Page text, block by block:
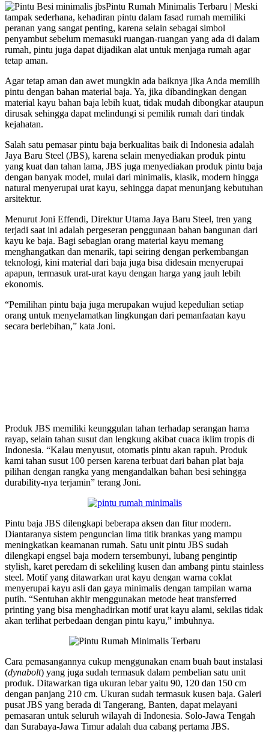
Pintu Rumah Minimalis Terbaru | Meski
tampak sederhana, kehadiran pintu dalam fasad rumah memiliki
peranan yang sangat penting, karena selain sebagai simbol
penyambut sebelum memasuki ruangan-ruangan yang ada di dalam
rumah, pintu juga dapat dijadikan alat untuk menjaga rumah agar
tetap aman.
Agar tetap aman dan awet mungkin ada baiknya jika Anda memilih
pintu dengan bahan material baja. Ya, jika dibandingkan dengan
material kayu bahan baja lebih kuat, tidak mudah dibongkar ataupun
dirusak sehingga dapat melindungi si pemilik rumah dari tindak
kejahatan.
Salah satu pemasar pintu baja berkualitas baik di Indonesia adalah
Jaya Baru Steel (JBS), karena selain menyediakan produk pintu
yang kuat dan tahan lama, JBS juga menyediakan produk pintu baja
dengan banyak model, mulai dari minimalis, klasik, modern hingga
natural menyerupai urat kayu, sehingga dapat menunjang kebutuhan
arsitektur.
Menurut Joni Effendi, Direktur Utama Jaya Baru Steel, tren yang
terjadi saat ini adalah pergeseran penggunaan bahan bangunan dari
kayu ke baja. Bagi sebagian orang material kayu memang
menghangatkan dan menarik, tapi seiring dengan perkembangan
teknologi, kini material dari baja juga bisa didesain menyerupai
apapun, termasuk urat-urat kayu dengan harga yang jauh lebih
ekonomis.
“Pemilihan pintu baja juga merupakan wujud kepedulian setiap
orang untuk menyelamatkan lingkungan dari pemanfaatan kayu
secara berlebihan,” kata Joni.
Produk JBS memiliki keunggulan tahan terhadap serangan hama
rayap, selain tahan susut dan lengkung akibat cuaca iklim tropis di
Indonesia. “Kalau menyusut, otomatis pintu akan rapuh. Produk
kami tahan susut 100 persen karena terbuat dari bahan plat baja
pilihan dengan rangka yang mengandalkan bahan besi sehingga
durability-nya terjamin” terang Joni.
Pintu baja JBS dilengkapi beberapa aksen dan fitur modern.
Diantaranya sistem penguncian lima titik brankas yang mampu
meningkatkan keamanan rumah. Satu unit pintu JBS sudah
dilengkapi engsel baja modern tersembunyi, lubang pengintip
stylish, karet peredam di sekeliling kusen dan ambang pintu stainless
steel. Motif yang ditawarkan urat kayu dengan warna coklat
menyerupai kayu asli dan gaya minimalis dengan tampilan warna
putih. “Sentuhan akhir menggunakan metode heat transferred
printing yang bisa menghadirkan motif urat kayu alami, sekilas tidak
akan terlihat perbedaan dengan pintu kayu,” imbuhnya.
Cara pemasangannya cukup menggunakan enam buah baut instalasi
(dynabolt) yang juga sudah termasuk dalam pembelian satu unit
produk. Ditawarkan tiga ukuran lebar yaitu 90, 120 dan 150 cm
dengan panjang 210 cm. Ukuran sudah termasuk kusen baja. Galeri
pusat JBS yang berada di Tangerang, Banten, dapat melayani
pemasaran untuk seluruh wilayah di Indonesia. Solo-Jawa Tengah
dan Surabaya-Jawa Timur adalah dua cabang pertama JBS.